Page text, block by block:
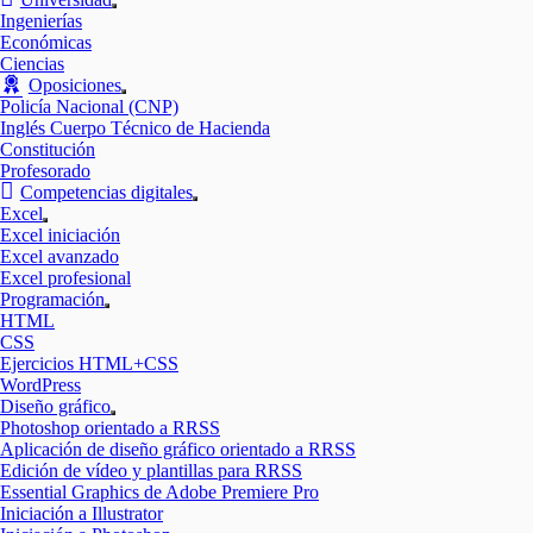
Mostrar
Ingenierías
Económicas
Ciencias
Oposiciones
Mostrar
el
submenú
Policía Nacional (CNP)
Inglés Cuerpo Técnico de Hacienda
Constitución
Profesorado
Competencias digitales
Mostrar
Excel
Mostrar
el
submenú
Excel iniciación
Excel avanzado
Excel profesional
Programación
Mostrar
HTML
CSS
Ejercicios HTML+CSS
WordPress
Diseño gráfico
Mostrar
el
submenú
Photoshop orientado a RRSS
Aplicación de diseño gráfico orientado a RRSS
Edición de vídeo y plantillas para RRSS
Essential Graphics de Adobe Premiere Pro
Iniciación a Illustrator